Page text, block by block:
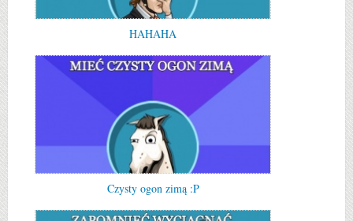
HAHAHA
Czysty ogon zimą :P